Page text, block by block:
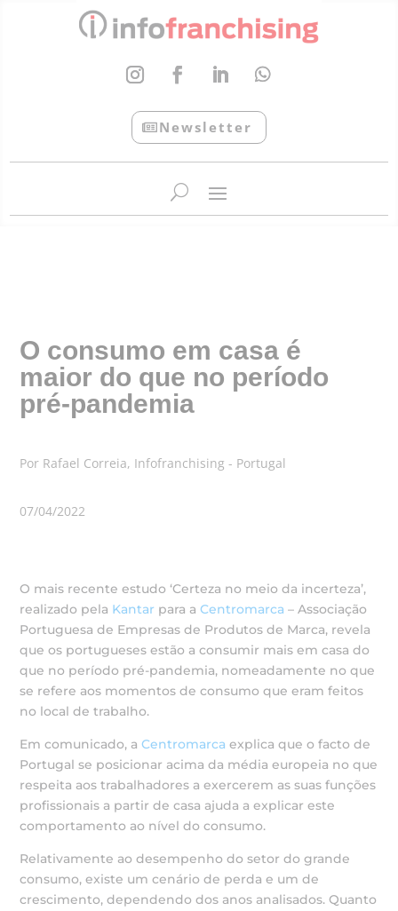
Newsletter
O consumo em casa é
maior do que no período
pré-pandemia
Por Rafael Correia, Infofranchising - Portugal
07/04/2022
O mais recente estudo ‘Certeza no meio da incerteza’,
realizado pela Kantar para aCentromarca – Associação
Portuguesa de Empresas de Produtos de Marca, revela
que os portugueses estão a consumir mais em casa do
que no período pré-pandemia, nomeadamente no que
se refere aos momentos de consumo que eram feitos
no local de trabalho.
Em comunicado, aCentromarca explica que o facto de
Portugal se posicionar acima da média europeia no que
respeita aos trabalhadores a exercerem as suas funções
profissionais a partir de casa ajuda a explicar este
comportamento ao nível do consumo.
Relativamente ao desempenho do setor do grande
consumo, existe um cenário de perda e um de
crescimento, dependendo dos anos analisados. Quanto